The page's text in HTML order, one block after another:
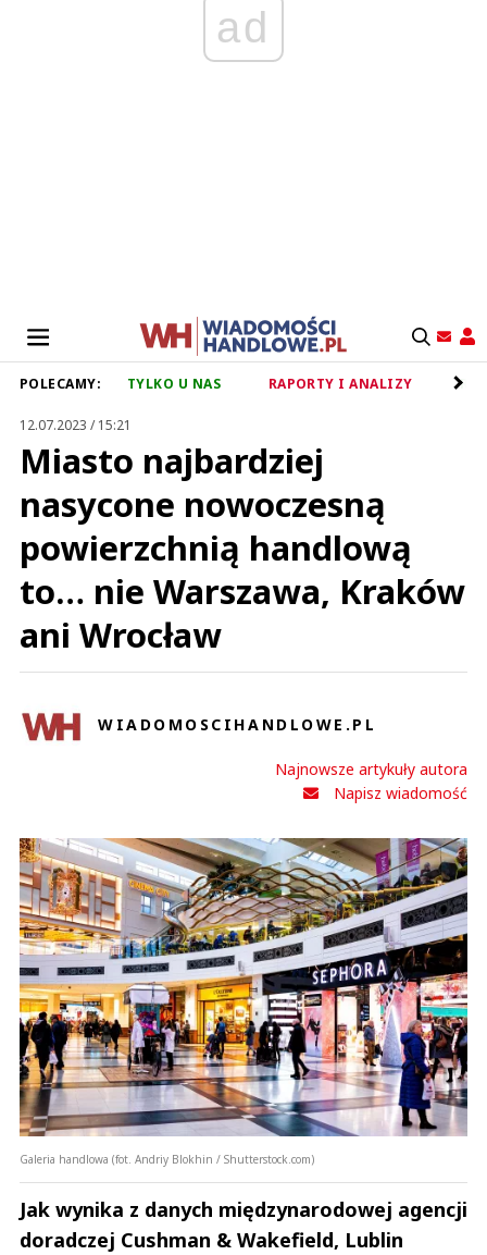
ad
POLECAMY: TYLKO U NAS RAPORTY I ANALIZY
12.07.2023 / 15:21
Miasto najbardziej
nasycone nowoczesną
powierzchnią handlową
to… nie Warszawa, Kraków
ani Wrocław
WIADOMOSCIHANDLOWE.PL
Najnowsze artykuły autora
Napisz wiadomość
Galeria handlowa (fot. Andriy Blokhin / Shutterstock.com)
Jak wynika z danych międzynarodowej agencji
doradczej Cushman & Wakefield, Lublin